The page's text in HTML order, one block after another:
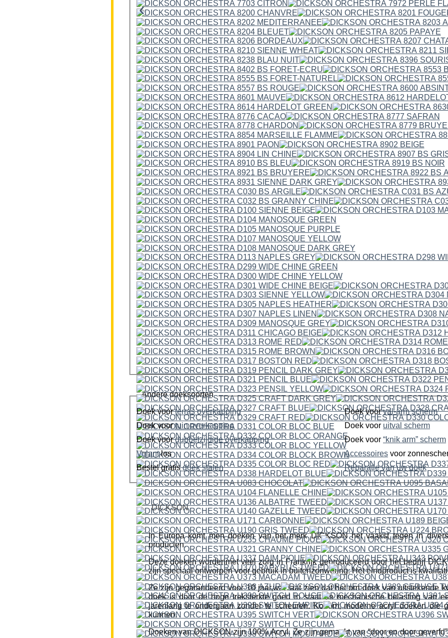
‹
Andere doeksoorten
Doek voorterras overkapping Doek voor
val-arm scherm
Doek voor
tuin overkapping Doek voor
uitval scherm
Doek voor
dubbelzijdige overkapping Doek voor
“knik arm” scherm
Volantlos Accessoires voor
Bestel gratis doek stalen Reparatie van uw doek
DICKSON
In Europa komt men doeken van het merk DICKSON het vaakst tegen in
producten.
Deze doeken wordenmet veel zorg in Frankrijk geproduceerd door het bedrijf
zijn speciaal ontworpen voor gebruik in buitenzonwering. Het eindproduct is
Ze zijn gegarandeerd voor 10 jaar,wat laat zien dat het om doek van uitstekende
doek is door de hoge treksterkte goed in staat de mechanische belasting van
jarenlang te ondergaan zonder te scheuren. Kortom; moderne acryl doeken die
kunnen.
Doeken van DICKSON zijn 100% Acryl. Ze zijn gemaakt van “door en door